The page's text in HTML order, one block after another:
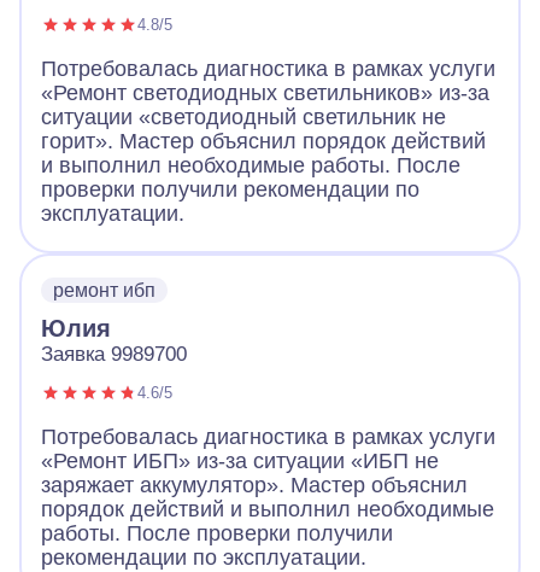
4.8/5
Потребовалась диагностика в рамках услуги
«Ремонт светодиодных светильников» из-за
ситуации «светодиодный светильник не
горит». Мастер объяснил порядок действий
и выполнил необходимые работы. После
проверки получили рекомендации по
эксплуатации.
ремонт ибп
Юлия
Заявка 9989700
4.6/5
Потребовалась диагностика в рамках услуги
«Ремонт ИБП» из-за ситуации «ИБП не
заряжает аккумулятор». Мастер объяснил
порядок действий и выполнил необходимые
работы. После проверки получили
рекомендации по эксплуатации.